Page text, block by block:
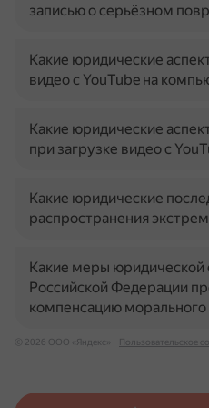
записью о серьёзном
Какие юридические
видео с YouTube на
Какие юридические
при загрузке видео с
Какие юридические
распространения
Какие меры юридической
Российской Федерации
компенсацию морального
© 2026 ООО «Яндекс» Пользовательское